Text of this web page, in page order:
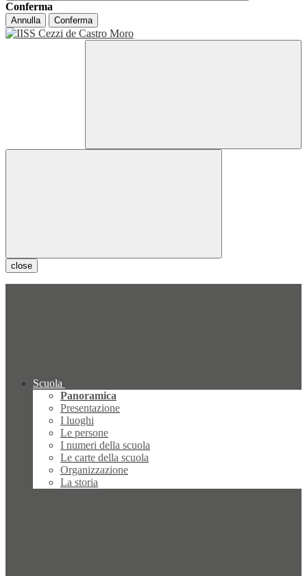
Conferma
Annulla Conferma
close
Scuola
Panoramica
Presentazione
I luoghi
Le persone
I numeri della scuola
Le carte della scuola
Organizzazione
La storia